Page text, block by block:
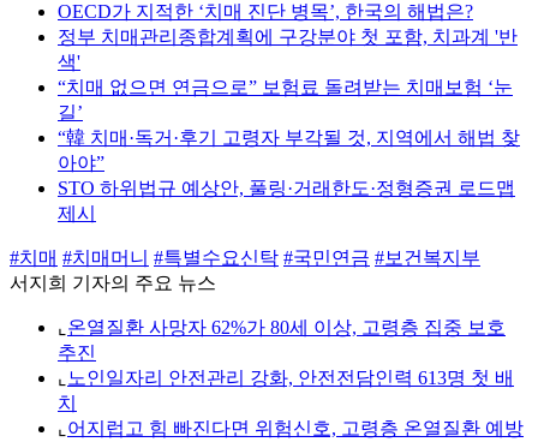
OECD가 지적한 ‘치매 진단 병목’, 한국의 해법은?
정부 치매관리종합계획에 구강분야 첫 포함, 치과계 '반
색'
“치매 없으면 연금으로” 보험료 돌려받는 치매보험 ‘눈
길’
“韓 치매·독거·후기 고령자 부각될 것, 지역에서 해법 찾
아야”
STO 하위법규 예상안, 풀링·거래한도·정형증권 로드맵
제시
#치매 #치매머니 #특별수요신탁 #국민연금 #보건복지부
서지희 기자의 주요 뉴스
⌞ 온열질환 사망자 62%가 80세 이상, 고령층 집중 보호
추진
⌞ 노인일자리 안전관리 강화, 안전전담인력 613명 첫 배
치
⌞ 어지럽고 힘 빠진다면 위험신호, 고령층 온열질환 예방